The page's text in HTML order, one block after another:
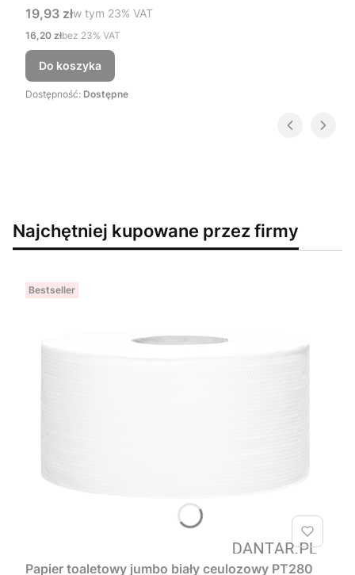
Cena brutto
19,93 złw tym %s VAT
w tym 23% VAT
Cena netto
16,20 złbez 23% VAT
Do koszyka
Dostępność: Dostępne
Najchętniej kupowane przez firmy
Bestseller
Papier toaletowy jumbo biały ceulozowy PT280